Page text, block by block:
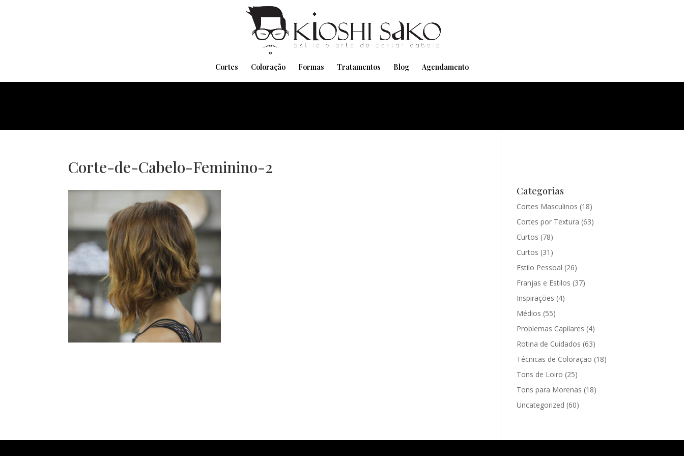
Cortes Coloração Formas Tratamentos Blog Agendamento
Corte-de-Cabelo-Feminino-2
Categorias
Cortes Masculinos (18)
Cortes por Textura (63)
Curtos (78)
Curtos (31)
Estilo Pessoal (26)
Franjas e Estilos (37)
Inspirações (4)
Médios (55)
Problemas Capilares (4)
Rotina de Cuidados (63)
Técnicas de Coloração (18)
Tons de Loiro (25)
Tons para Morenas (18)
Uncategorized (60)
Pensando em transformar seu Visual??
Agende pelo Whatsapp